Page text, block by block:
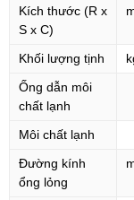
Kích thước (R x
S x C)
Khối lượng tịnh
Ống dẫn môi
chất lạnh
Môi chất lạnh
Đường kính
ổng lỏng